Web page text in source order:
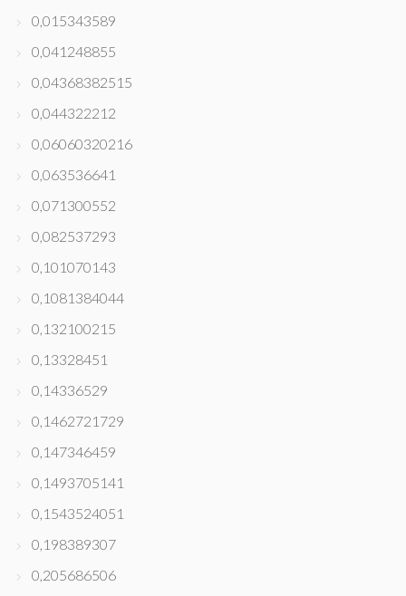
0,015343589
0,041248855
0,04368382515
0,044322212
0,06060320216
0,063536641
0,071300552
0,082537293
0,101070143
0,1081384044
0,132100215
0,13328451
0,14336529
0,1462721729
0,147346459
0,1493705141
0,1543524051
0,198389307
0,205686506